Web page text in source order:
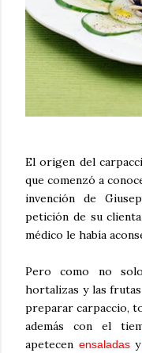
El origen del
que comenzó a
invención de
petición de su
médico le había
Pero como no
hortalizas y las
preparar carpaccio,
además con el
apetecen ensaladasy